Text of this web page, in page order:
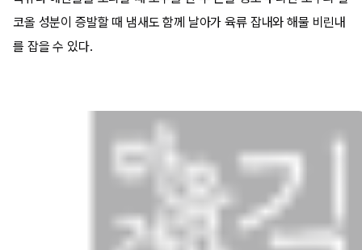
코올 성분이 증발할 때 냄새도 함께 날아가 육류 잡내와 해물 비린내
를 잡을 수 있다.